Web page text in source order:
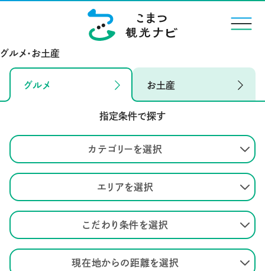
menu
グルメ・お土産
グルメ お土産
指定条件で探す
カテゴリーを選択
エリアを選択
こだわり条件を選択
現在地からの距離を選択